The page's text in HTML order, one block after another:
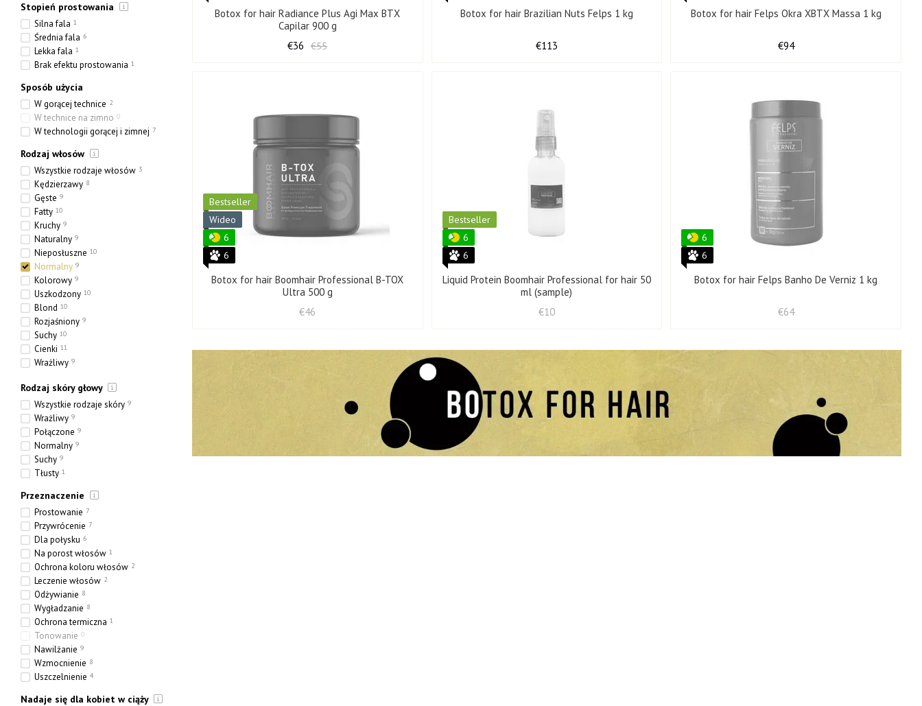
Botox for hair Radiance Plus Agi Max BTX
Capilar 900 g
€55
€36
Botox for hair Brazilian Nuts Felps 1 kg
€113
Botox for hair Felps Okra XBTX Massa 1 kg
€94
Bestseller
Wideo
6
6
Botox for hair Boomhair Professional B-TOX
Ultra 500 g
€46
Bestseller
6
6
Liquid Protein Boomhair Professional for hair 50
ml (sample)
€10
6
6
Botox for hair Felps Banho De Verniz 1 kg
€64
Stopień prostowania
Silna fala 1
Średnia fala 6
Lekka fala 1
Brak efektu prostowania 1
Sposób użycia
W gorącej technice 2
W technice na zimno 0
W technologii gorącej i zimnej 7
Rodzaj włosów
Wszystkie rodzaje włosów 3
Kędzierzawy 8
Gęste 9
Fatty 10
Kruchy 9
Naturalny 9
Nieposłuszne 10
Normalny 9
Kolorowy 9
Uszkodzony 10
Blond 10
Rozjaśniony 9
Suchy 10
Cienki 11
Wrażliwy 9
Gruby 7
Porowaty 5
Rodzaj skóry głowy
Wszystkie rodzaje skóry 9
Wrażliwy 9
Połączone 9
Normalny 9
Suchy 9
Tłusty 1
Przeznaczenie
Prostowanie 7
Przywrócenie 7
Dla połysku 6
Na porost włosów 1
Ochrona koloru włosów 2
Leczenie włosów 2
Odżywianie 8
Wygładzanie 8
Ochrona termiczna 1
Tonowanie 0
Nawilżanie 9
Wzmocnienie 8
Uszczelnienie 4
Nadaje się dla kobiet w ciąży